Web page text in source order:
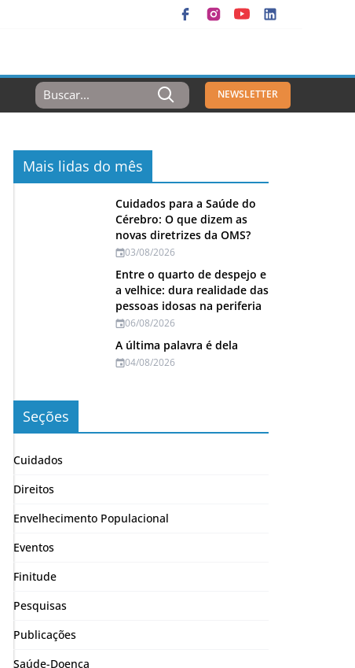
Resultados
Para:
NEWSLETTER
Mais lidas do mês
Cuidados para a Saúde do
Cérebro: O que dizem as
novas diretrizes da OMS?
03/08/2026
Entre o quarto de despejo e
a velhice: dura realidade das
pessoas idosas na periferia
06/08/2026
A última palavra é dela
04/08/2026
Seções
Cuidados
Direitos
Envelhecimento Populacional
Eventos
Finitude
Pesquisas
Publicações
Saúde-Doença